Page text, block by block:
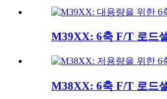
M39XX: 6축 F/T 로드
M38XX: 6축 F/T 로드